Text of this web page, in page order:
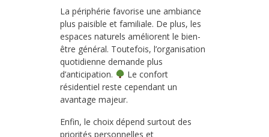
La périphérie favorise une ambiance
plus paisible et familiale. De plus, les
espaces naturels améliorent le bien-
être général. Toutefois, l’organisation
quotidienne demande plus
d’anticipation.
Le confort
résidentiel reste cependant un
avantage majeur.
Enfin, le choix dépend surtout des
priorités personnelles et